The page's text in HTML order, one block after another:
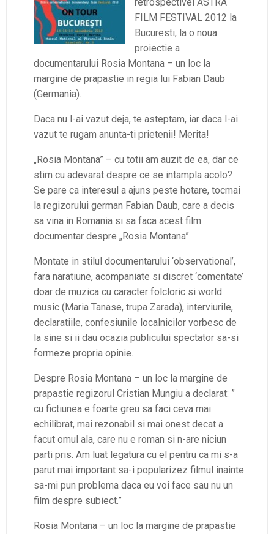
FILM FESTIVAL 2012 la
Bucuresti, la o noua
proiectie a
documentarului Rosia Montana – un loc la
margine de prapastie in regia lui Fabian Daub
(Germania).
Daca nu l-ai vazut deja, te asteptam, iar daca l-ai
vazut te rugam anunta-ti prietenii! Merita!
„Rosia Montana” – cu totii am auzit de ea, dar ce
stim cu adevarat despre ce se intampla acolo?
Se pare ca interesul a ajuns peste hotare, tocmai
la regizorului german Fabian Daub, care a decis
sa vina in Romania si sa faca acest film
documentar despre „Rosia Montana”.
Montate in stilul documentarului ‘observational’,
fara naratiune, acompaniate si discret ‘comentate’
doar de muzica cu caracter folcloric si world
music (Maria Tanase, trupa Zarada), interviurile,
declaratiile, confesiunile localnicilor vorbesc de
la sine si ii dau ocazia publicului spectator sa-si
formeze propria opinie.
Despre Rosia Montana – un loc la margine de
prapastie regizorul Cristian Mungiu a declarat: ”
cu fictiunea e foarte greu sa faci ceva mai
echilibrat, mai rezonabil si mai onest decat a
facut omul ala, care nu e roman si n-are niciun
parti pris. Am luat legatura cu el pentru ca mi s-a
parut mai important sa-i popularizez filmul inainte
sa-mi pun problema daca eu voi face sau nu un
film despre subiect.”
Rosia Montana – un loc la margine de prapastie